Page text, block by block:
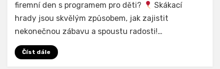
hrady:
Perfektní
volba
firemní den s programem pro děti?
Skákací
hrady jsou skvělým způsobem, jak zajistit
nekonečnou zábavu a spoustu radosti!…
Číst dále